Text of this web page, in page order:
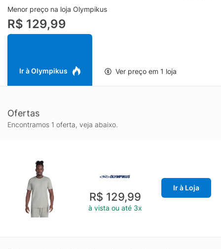
perfeita para treinos leves, passeios ou momentos de relax. Se
você busca estilo com conforto e um toque de originalidade,
essa é a peça certa para o seu guarda-roupa.
Menor preço na loja Olympikus
R$ 129,99
Ir à Olympikus Ver preço em 1 loja
Ofertas
Encontramos 1 oferta, veja abaixo.
R$ 129,99
à vista ou até 3x
Ir à Loja